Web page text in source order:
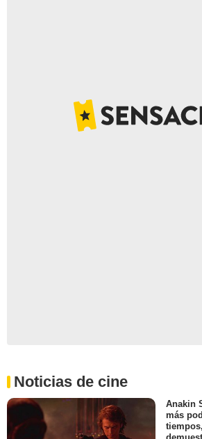
Noticias de cine
Anakin
más